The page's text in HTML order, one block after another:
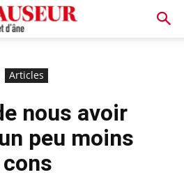
Articles
nous avoir
peu moins
cons